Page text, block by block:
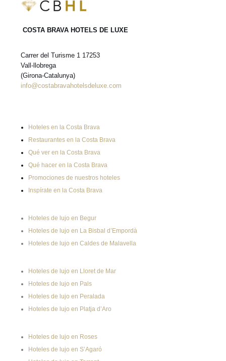
COSTA BRAVA HOTELS DE LUXE
Carrer del Turisme 1 17253
Vall-llobrega
(Girona-Catalunya)
info@costabravahotelsdeluxe.com
Hoteles en la Costa Brava
Restaurantes en la Costa Brava
Qué ver en la Costa Brava
Qué hacer en la Costa Brava
Promociones de nuestros hoteles
Inspírate en la Costa Brava
Hoteles de lujo en Begur
Hoteles de lujo en La Bisbal d’Empordà
Hoteles de lujo en Caldes de Malavella
Hoteles de lujo en Lloret de Mar
Hoteles de lujo en Pals
Hoteles de lujo en Peralada
Hoteles de lujo en Platja d’Aro
Hoteles de lujo en Roses
Hoteles de lujo en S’Agaró